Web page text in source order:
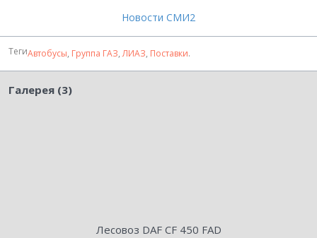
Новости СМИ2
ТегиАвтобусы, Группа ГАЗ,ЛИАЗ, Поставки.
Галерея (3)
Лесовоз DAF СF 450 FAD